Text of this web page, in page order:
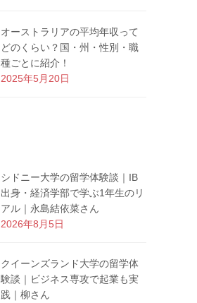
オーストラリアの平均年収って
どのくらい？国・州・性別・職
種ごとに紹介！
2025年5月20日
シドニー大学の留学体験談｜IB
出身・経済学部で学ぶ1年生のリ
アル｜永島結依菜さん
2026年8月5日
クイーンズランド大学の留学体
験談｜ビジネス専攻で起業も実
践｜柳さん